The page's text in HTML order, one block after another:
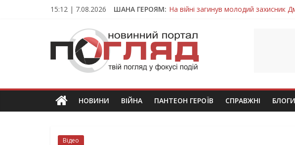
15:12 | 7.08.2026 ШАНА ГЕРОЯМ: На війні загинув молодий захисник
Захисник з Тернопільщини Петро
Тернопільщина в скорботі: на щиті
Вважався зниклим безвісти, –
ПОГЛЯД
Новини
Тернополя.
новини
та
НОВИНИ ВІЙНА ПАНТЕОН ГЕРОЇВ СПРАВЖНІ БЛОГИ
Відео